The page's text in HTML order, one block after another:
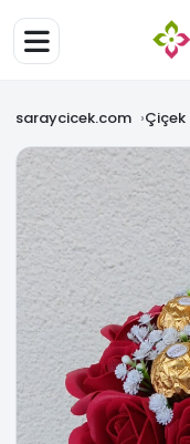
saraycicek.com Çiçek